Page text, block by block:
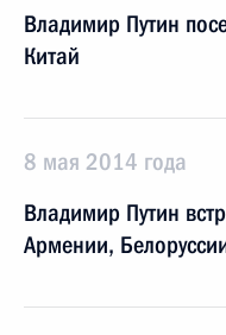
Владимир Путин
Китай
8 мая 2014 года
Владимир Путин
Армении,